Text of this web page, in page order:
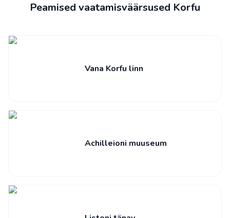
Peamised vaatamisväärsused Korfu
Vana Korfu linn
Achilleioni muuseum